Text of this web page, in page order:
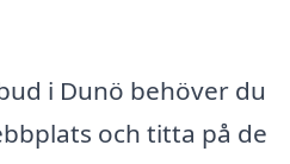
i Dunö behöver du
och titta på de